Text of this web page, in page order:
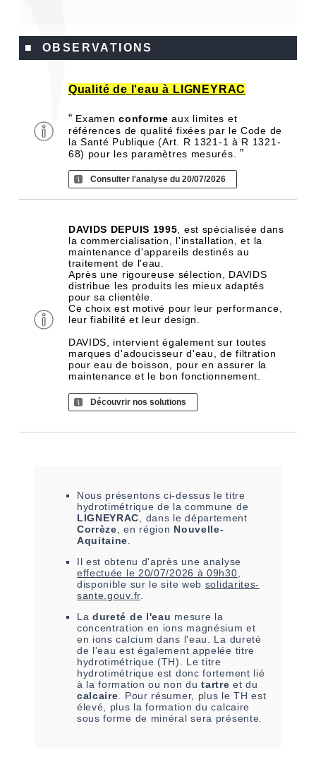
■ OBSERVATIONS
Qualité de l'eau à LIGNEYRAC
“ Examenconforme aux limites et
références de qualité fixées par le Code de
la Santé Publique (Art. R 1321-1 à R 1321-
68) pour les paramètres mesurés. ”
Consulter l'analyse du 20/07/2026
DAVIDS DEPUIS 1995 , est spécialisée dans
la commercialisation, l'installation, et la
maintenance d'appareils destinés au
traitement de l'eau.
Après une rigoureuse sélection, DAVIDS
distribue les produits les mieux adaptés
pour sa clientèle.
Ce choix est motivé pour leur performance,
leur fiabilité et leur design.
DAVIDS, intervient également sur toutes
marques d'adoucisseur d'eau, de filtration
pour eau de boisson, pour en assurer la
maintenance et le bon fonctionnement.
Découvrir nos solutions
Nous présentons ci-dessus le titre
hydrotimétrique de la commune de
LIGNEYRAC , dans le département
Corrèze , en région Nouvelle-
Aquitaine
Il est obtenu d'après une analyse
effectuée le 20/07/2026 à 09h30
disponible sur le site web solidarites-
sante.gouv.fr.
La dureté de l'eau mesure la
concentration en ions magnésium et
en ions calcium dans l'eau. La dureté
de l'eau est également appelée titre
hydrotimétrique (TH). Le titre
hydrotimétrique est donc fortement lié
à la formation ou non dutartre et du
calcaire . Pour résumer, plus le TH est
élevé, plus la formation du calcaire
sous forme de minéral sera présente.